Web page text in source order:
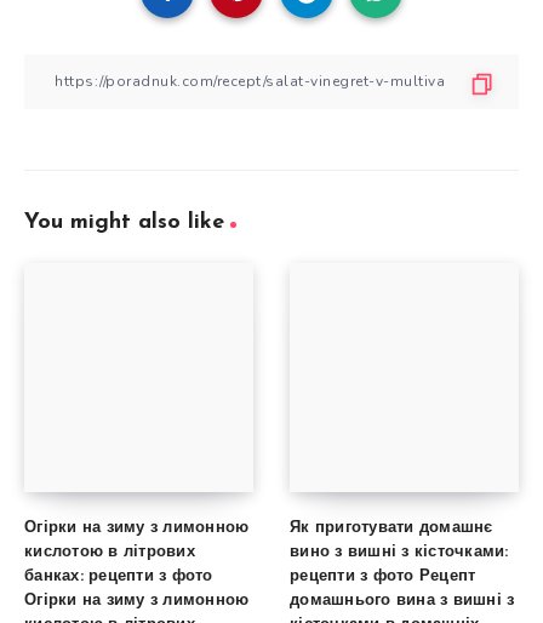
You might also like
Огірки на зиму з лимонною
кислотою в літрових
банках: рецепти з фото
Огірки на зиму з лимонною
Як приготувати домашнє
вино з вишні з кісточками:
рецепти з фото Рецепт
домашнього вина з вишні з